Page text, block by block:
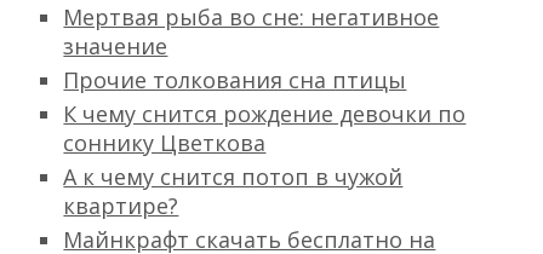
Мертвая рыба во сне: негативное
значение
Прочие толкования сна птицы
К чему снится рождение девочки по
соннику Цветкова
А к чему снится потоп в чужой
квартире?
Майнкрафт скачать бесплатно на